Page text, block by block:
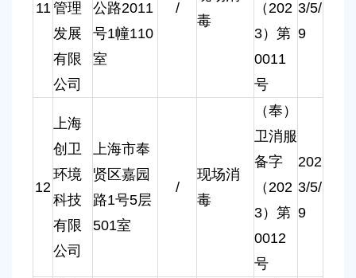
11 管理
发展
有限
公司
公路2011
号1幢110
室
/
毒
（202
3）第
0011
号
3/5/
9
12
上海
创卫
环境
科技
有限
公司
上海市奉
贤区嘉园
路1号5层
501室
/
现场消
毒
（奉）
卫消服
备字
（202
3）第
0012
号
202
3/5/
9